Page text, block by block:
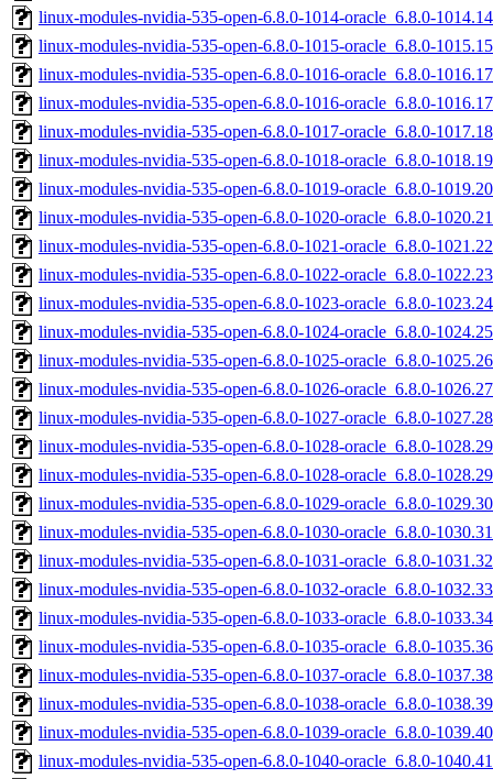
linux-modules-nvidia-535-open-6.8.0-1014-oracle_6.8.0-
linux-modules-nvidia-535-open-6.8.0-1015-oracle_6.8.0-
linux-modules-nvidia-535-open-6.8.0-1016-oracle_6.8.0-
linux-modules-nvidia-535-open-6.8.0-1016-oracle_6.8.0-
linux-modules-nvidia-535-open-6.8.0-1017-oracle_6.8.0-
linux-modules-nvidia-535-open-6.8.0-1018-oracle_6.8.0-
linux-modules-nvidia-535-open-6.8.0-1019-oracle_6.8.0-
linux-modules-nvidia-535-open-6.8.0-1020-oracle_6.8.0-
linux-modules-nvidia-535-open-6.8.0-1021-oracle_6.8.0-
linux-modules-nvidia-535-open-6.8.0-1022-oracle_6.8.0-
linux-modules-nvidia-535-open-6.8.0-1023-oracle_6.8.0-
linux-modules-nvidia-535-open-6.8.0-1024-oracle_6.8.0-
linux-modules-nvidia-535-open-6.8.0-1025-oracle_6.8.0-
linux-modules-nvidia-535-open-6.8.0-1026-oracle_6.8.0-
linux-modules-nvidia-535-open-6.8.0-1027-oracle_6.8.0-
linux-modules-nvidia-535-open-6.8.0-1028-oracle_6.8.0-
linux-modules-nvidia-535-open-6.8.0-1028-oracle_6.8.0-
linux-modules-nvidia-535-open-6.8.0-1029-oracle_6.8.0-
linux-modules-nvidia-535-open-6.8.0-1030-oracle_6.8.0-
linux-modules-nvidia-535-open-6.8.0-1031-oracle_6.8.0-
linux-modules-nvidia-535-open-6.8.0-1032-oracle_6.8.0-
linux-modules-nvidia-535-open-6.8.0-1033-oracle_6.8.0-
linux-modules-nvidia-535-open-6.8.0-1035-oracle_6.8.0-
linux-modules-nvidia-535-open-6.8.0-1037-oracle_6.8.0-
linux-modules-nvidia-535-open-6.8.0-1038-oracle_6.8.0-
linux-modules-nvidia-535-open-6.8.0-1039-oracle_6.8.0-
linux-modules-nvidia-535-open-6.8.0-1040-oracle_6.8.0-